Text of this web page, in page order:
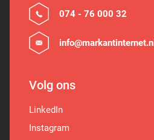
074 - 76 000 32
info@markantinternet.nl
Volg ons
LinkedIn
Instagram